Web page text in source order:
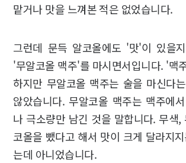
맡거나 맛을 느껴본 적은 없었습니다.
그런데 문득 알코올에도 '맛'이 있을
'무알코올 맥주'를 마시면서입니다. '맥
하지만 무알코올 맥주는 술을 마신다
않았습니다. 무알코올 맥주는 맥주에
나 극소량만 남긴 것을 말합니다. 무색,
코올을 뺐다고 해서 맛이 크게 달라지
는데 아니었습니다.